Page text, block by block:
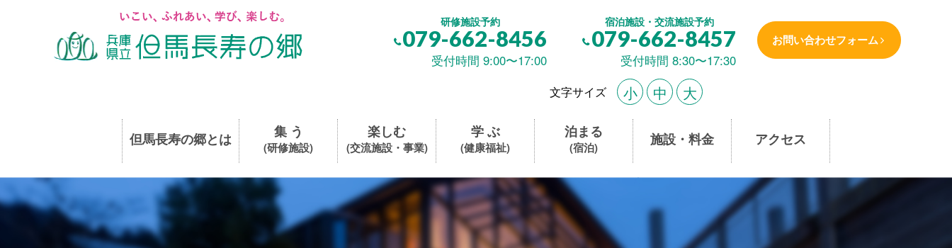
研修施設予約
079-662-8456
受付時間 9:00〜17:00
宿泊施設・交流施設予約
079-662-8457
受付時間 8:30〜17:30
お問い合わせフォーム
文字サイズ 小 中 大
但馬長寿の郷とは 集 う
(研修施設)
楽しむ
(交流施設・事業)
学 ぶ
(健康福祉)
泊まる
(宿泊) 施設・料金 アクセス